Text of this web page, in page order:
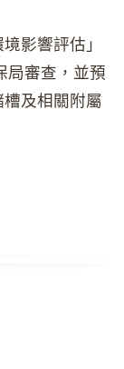
影響評估」
局審查，並預
及相關附屬